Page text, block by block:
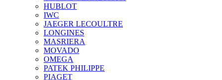
HUBLOT
IWC
JAEGER LECOULTRE
LONGINES
MASRIERA
MOVADO
OMEGA
PATEK PHILIPPE
PIAGET